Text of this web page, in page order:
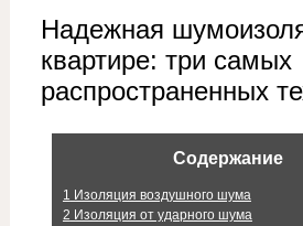
Надежная
квартире: три самых
распространенных
Содержание
1 Изоляция воздушного шума
2 Изоляция от ударного шума